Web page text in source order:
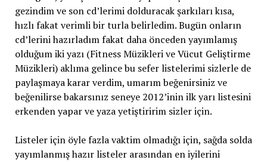
gezindim ve son cd’lerimi dolduracak şarkıları kısa,
hızlı fakat verimli bir turla belirledim. Bugün onların
cd’lerini hazırladım fakat daha önceden yayımlamış
olduğum iki yazı (Fitness Müzikleri ve Vücut Geliştirme
Müzikleri) aklıma gelince bu sefer listelerimi sizlerle de
paylaşmaya karar verdim, umarım beğenirsiniz ve
beğenilirse bakarsınız seneye 2012’inin ilk yarı listesini
erkenden yapar ve yaza yetiştiririm sizler için.
Listeler için öyle fazla vaktim olmadığı için, sağda solda
yayımlanmış hazır listeler arasından en iyilerini